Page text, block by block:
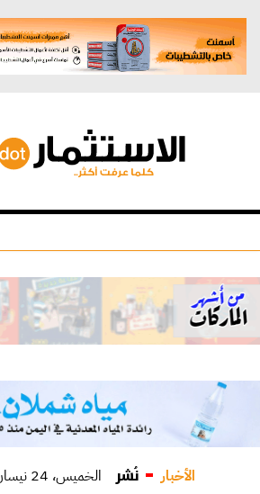
الأخبار نُشر الخميس، 24 نيسان/أبريل 2025